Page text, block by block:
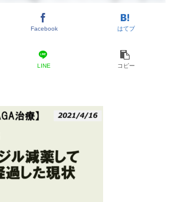
Facebook はてブ
LINE コピー